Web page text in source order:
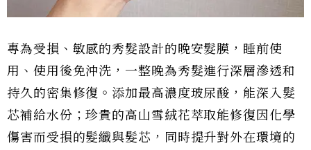
專為受損、敏感的秀髮設計的晚安髮膜，睡前使
用、使用後免沖洗，一整晚為秀髮進行深層滲透和
持久的密集修復。添加最高濃度玻尿酸，能深入髮
芯補給水份；珍貴的高山雪絨花萃取能修復因化學
傷害而受損的髮纖與髮芯，同時提升對外在環境的